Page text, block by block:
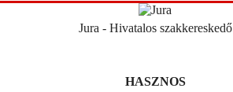
Jura - Hivatalos szakkereskedő
HASZNOS